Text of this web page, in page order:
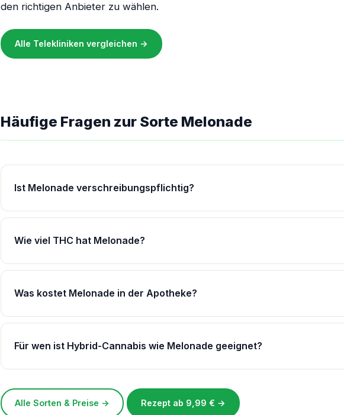
den richtigen Anbieter zu wählen.
Alle Telekliniken vergleichen →
Häufige Fragen zur Sorte Melonade
Ist Melonade verschreibungspflichtig?
Wie viel THC hat Melonade?
Was kostet Melonade in der Apotheke?
Für wen ist Hybrid-Cannabis wie Melonade geeignet?
Alle Sorten & Preise → Rezept ab 9,99 € →